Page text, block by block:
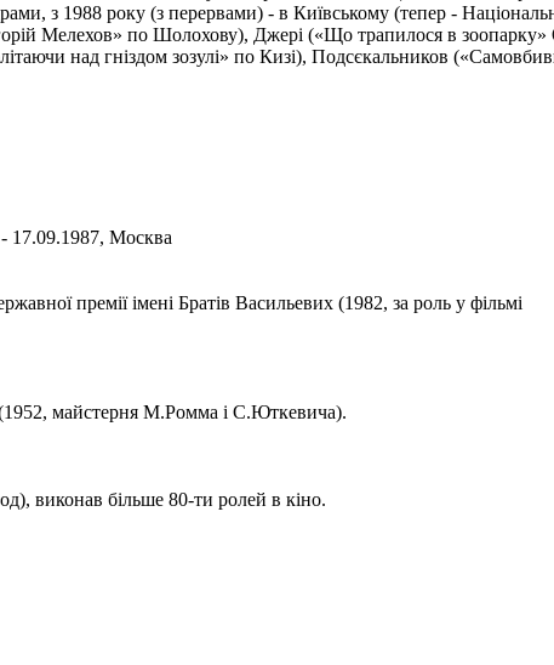
з 1988 року (з перервами) - в Київському (тепер -
Мелехов» по Шолохову), Джері («Що трапилося в
над гніздом зозулі» по Кизі), Подсєкальников
- 17.09.1987, Москва
премії імені Братів Васильевих (1982, за роль у фільмі
майстерня М.Ромма і С.Юткевича).
виконав більше 80-ти ролей в кіно.